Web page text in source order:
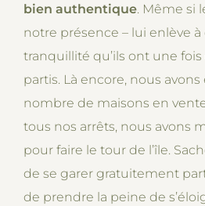
bien authentique. Même si
notre présence – lui enlève
tranquillité qu’ils ont une
partis. Là encore, nous
nombre de maisons en
tous nos arrêts, nous avons
pour faire le tour de l’île.
de se garer gratuitement
de prendre la peine de